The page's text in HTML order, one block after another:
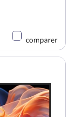
comparer